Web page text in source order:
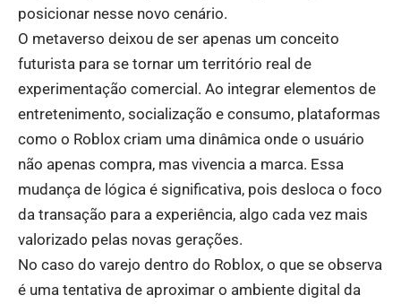
posicionar nesse novo cenário.
O metaverso deixou de ser apenas um conceito
futurista para se tornar um território real de
experimentação comercial. Ao integrar elementos de
entretenimento, socialização e consumo, plataformas
como o Roblox criam uma dinâmica onde o usuário
não apenas compra, mas vivencia a marca. Essa
mudança de lógica é significativa, pois desloca o foco
da transação para a experiência, algo cada vez mais
valorizado pelas novas gerações.
No caso do varejo dentro do Roblox, o que se observa
é uma tentativa de aproximar o ambiente digital da